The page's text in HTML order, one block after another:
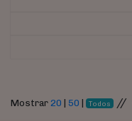
Mostrar 20 | 50 | Todos //